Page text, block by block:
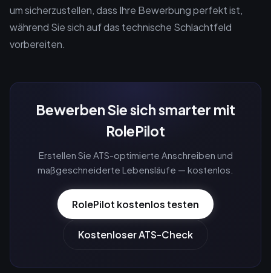
um sicherzustellen, dass Ihre Bewerbung perfekt ist,
während Sie sich auf das technische Schlachtfeld
vorbereiten.
Bewerben Sie sich smarter mit
RolePilot
Erstellen Sie ATS-optimierte Anschreiben und
maßgeschneiderte Lebensläufe — kostenlos.
RolePilot kostenlos testen
Kostenloser ATS-Check